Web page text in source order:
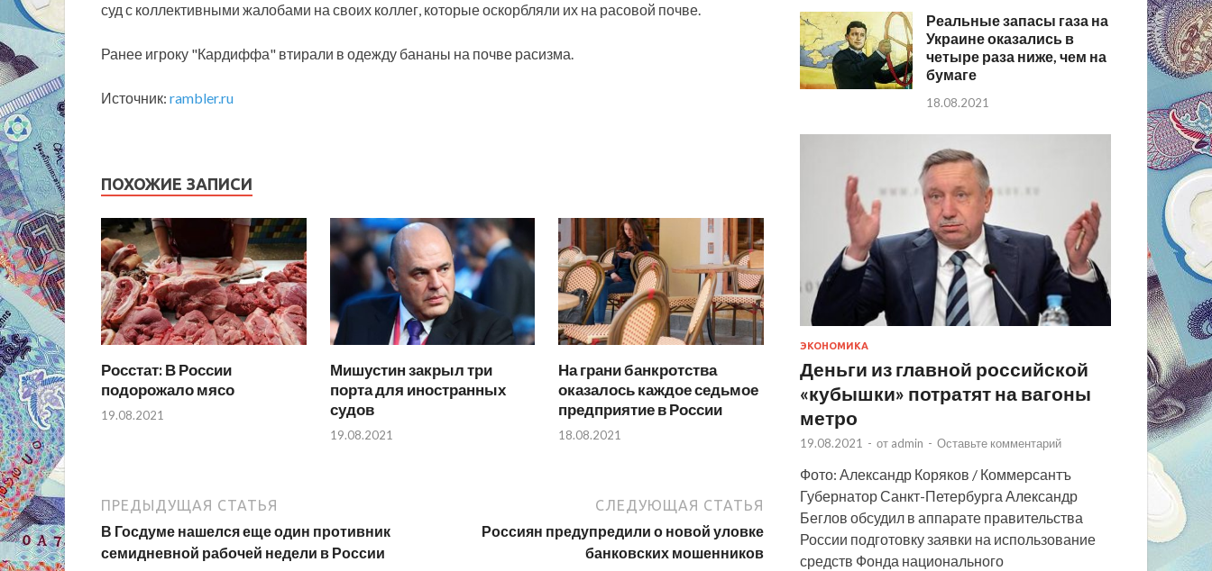
суд с коллективными жалобами на своих коллег, которые оскорбляли их на расовой почве.
Ранее игроку "Кардиффа" втирали в одежду бананы на почве расизма.
Источник: rambler.ru
ПОХОЖИЕ ЗАПИСИ
Росстат: В России
подорожало мясо
19.08.2021
Мишустин закрыл три
порта для иностранных
судов
19.08.2021
На грани банкротства
оказалось каждое седьмое
предприятие в России
18.08.2021
ПРЕДЫДУЩАЯ СТАТЬЯ
В Госдуме нашелся еще один противник
семидневной рабочей недели в России
СЛЕДУЮЩАЯ СТАТЬЯ
Россиян предупредили о новой уловке
банковских мошенников
Реальные запасы газа на
Украине оказались в
четыре раза ниже, чем на
бумаге
18.08.2021
ЭКОНОМИКА
Деньги из главной российской
«кубышки» потратят на вагоны
метро
19.08.2021 - от admin - Оставьте комментарий
Фото: Александр Коряков / Коммерсантъ
Губернатор Санкт-Петербурга Александр
Беглов обсудил в аппарате правительства
России подготовку заявки на использование
средств Фонда национального